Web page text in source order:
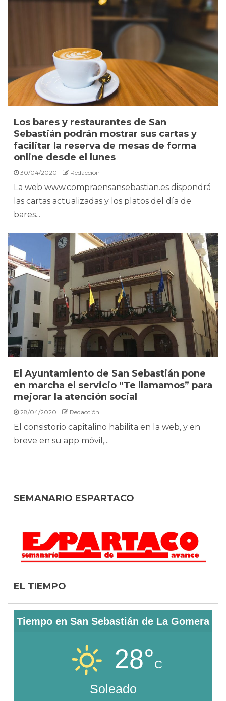
Los bares y restaurantes de San
Sebastián podrán mostrar sus cartas y
facilitar la reserva de mesas de forma
online desde el lunes
30/04/2020 Redacción
La web www.compraensansebastian.es dispondrá
las cartas actualizadas y los platos del día de
bares...
El Ayuntamiento de San Sebastián pone
en marcha el servicio “Te llamamos” para
mejorar la atención social
28/04/2020 Redacción
El consistorio capitalino habilita en la web, y en
breve en su app móvil,...
SEMANARIO ESPARTACO
EL TIEMPO
Tiempo en San Sebastián de La Gomera
28°C
Soleado